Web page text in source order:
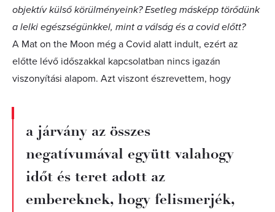
objektív külső körülményeink? Esetleg másképp törődünk
a lelki egészségünkkel, mint a válság és a covid előtt?
A Mat on the Moon még a Covid alatt indult, ezért az
előtte lévő időszakkal kapcsolatban nincs igazán
viszonyítási alapom. Azt viszont észrevettem, hogy
a járvány az összes
negatívumával együtt valahogy
időt és teret adott az
embereknek, hogy felismerjék,